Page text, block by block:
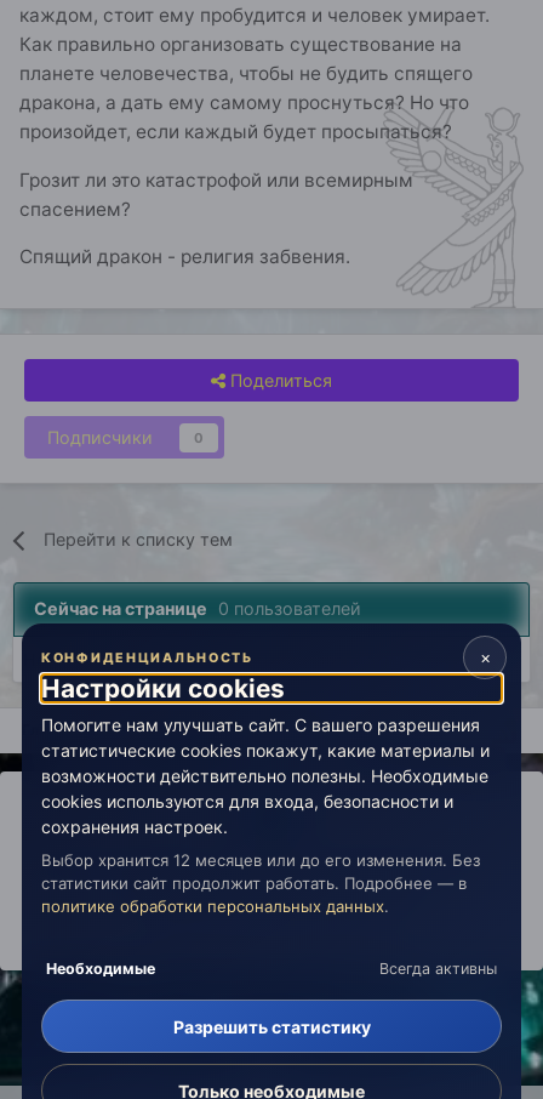
каждом, стоит ему пробудится и человек умирает.
Как правильно организовать существование на
планете человечества, чтобы не будить спящего
дракона, а дать ему самому проснуться? Но что
произойдет, если каждый будет просыпаться?
Грозит ли это катастрофой или всемирным
спасением?
Спящий дракон - религия забвения.
Поделиться
Подписчики 0
Перейти к списку тем
Сейчас на странице 0 пользователей
Нет пользователей, просматривающих эту страницу.
Главная Лаборатория История Врата в эзотерику
IPS ThemebyIPSFocus
Политика конфиденциальности
Обратная связь
Настройки cookies
copyright © 2026 Живая Эзотерика
×
КОНФИДЕНЦИАЛЬНОСТЬ
Настройки cookies
Помогите нам улучшать сайт. С вашего разрешения
статистические cookies покажут, какие материалы и
возможности действительно полезны. Необходимые
cookies используются для входа, безопасности и
сохранения настроек.
Выбор хранится 12 месяцев или до его изменения. Без
статистики сайт продолжит работать. Подробнее — в
политике обработки персональных данных.
Необходимые Всегда активны
Разрешить статистику
Только необходимые